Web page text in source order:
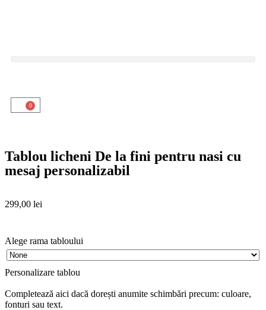
0
Tablou licheni De la fini pentru nasi cu
mesaj personalizabil
299,00 lei
Alege rama tabloului
Personalizare tablou
Completează aici dacă dorești anumite schimbări precum: culoare,
fonturi sau text.